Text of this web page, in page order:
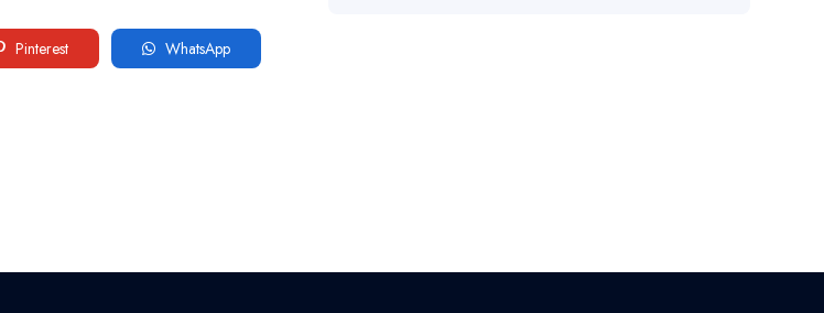
Pinterest WhatsApp